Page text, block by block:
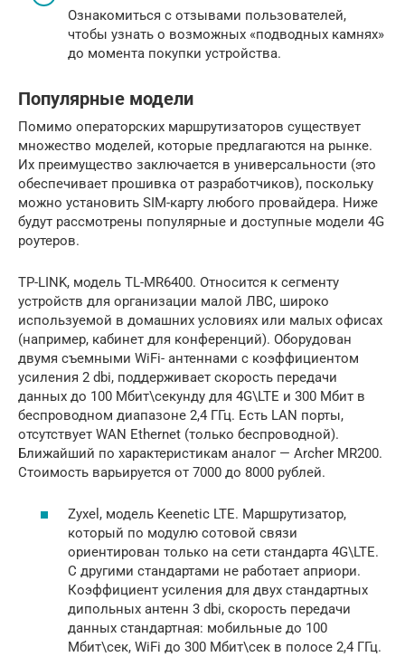
Ознакомиться с отзывами пользователей,
чтобы узнать о возможных «подводных камнях»
до момента покупки устройства.
Популярные модели
Помимо операторских маршрутизаторов существует
множество моделей, которые предлагаются на рынке.
Их преимущество заключается в универсальности (это
обеспечивает прошивка от разработчиков), поскольку
можно установить SIM-карту любого провайдера. Ниже
будут рассмотрены популярные и доступные модели 4G
роутеров.
TP-LINK, модель TL-MR6400. Относится к сегменту
устройств для организации малой ЛВС, широко
используемой в домашних условиях или малых офисах
(например, кабинет для конференций). Оборудован
двумя съемными WiFi- антеннами с коэффициентом
усиления 2 dbi, поддерживает скорость передачи
данных до 100 Мбит\секунду для 4G\LTE и 300 Мбит в
беспроводном диапазоне 2,4 ГГц. Есть LAN порты,
отсутствует WAN Ethernet (только беспроводной).
Ближайший по характеристикам аналог — Archer MR200.
Стоимость варьируется от 7000 до 8000 рублей.
Zyxel, модель Keenetic LTE. Маршрутизатор,
который по модулю сотовой связи
ориентирован только на сети стандарта 4G\LTE.
С другими стандартами не работает априори.
Коэффициент усиления для двух стандартных
дипольных антенн 3 dbi, скорость передачи
данных стандартная: мобильные до 100
Мбит\сек, WiFi до 300 Мбит\сек в полосе 2,4 ГГц.